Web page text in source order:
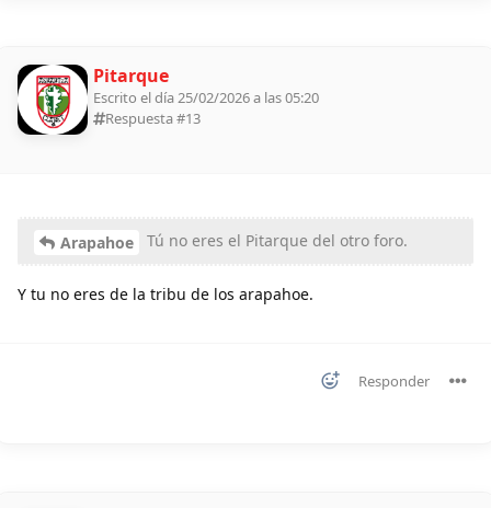
Pitarque
Escrito el día 25/02/2026 a las 05:20
Respuesta #13
Arapahoe Tú no eres el Pitarque del otro foro.
Y tu no eres de la tribu de los arapahoe.
Responder